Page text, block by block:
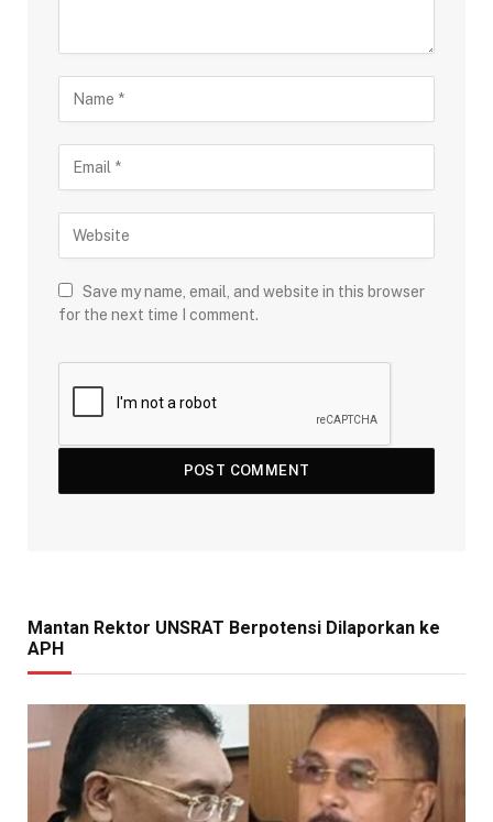
Save my name, email, and website in this browser
for the next time I comment.
Mantan Rektor UNSRAT Berpotensi Dilaporkan ke
APH